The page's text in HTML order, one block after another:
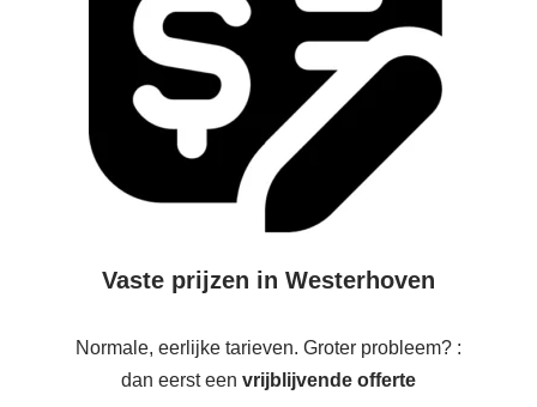
Vaste prijzen in Westerhoven
Normale, eerlijke tarieven. Groter probleem? :
dan eerst een vrijblijvende offerte